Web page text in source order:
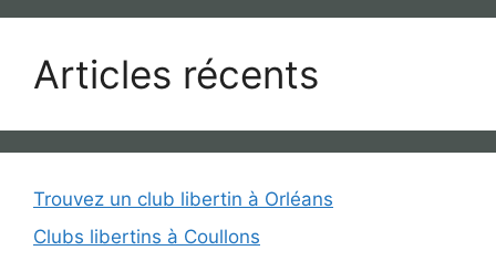
Articles récents
Trouvez un club libertin à Orléans
Clubs libertins à Coullons